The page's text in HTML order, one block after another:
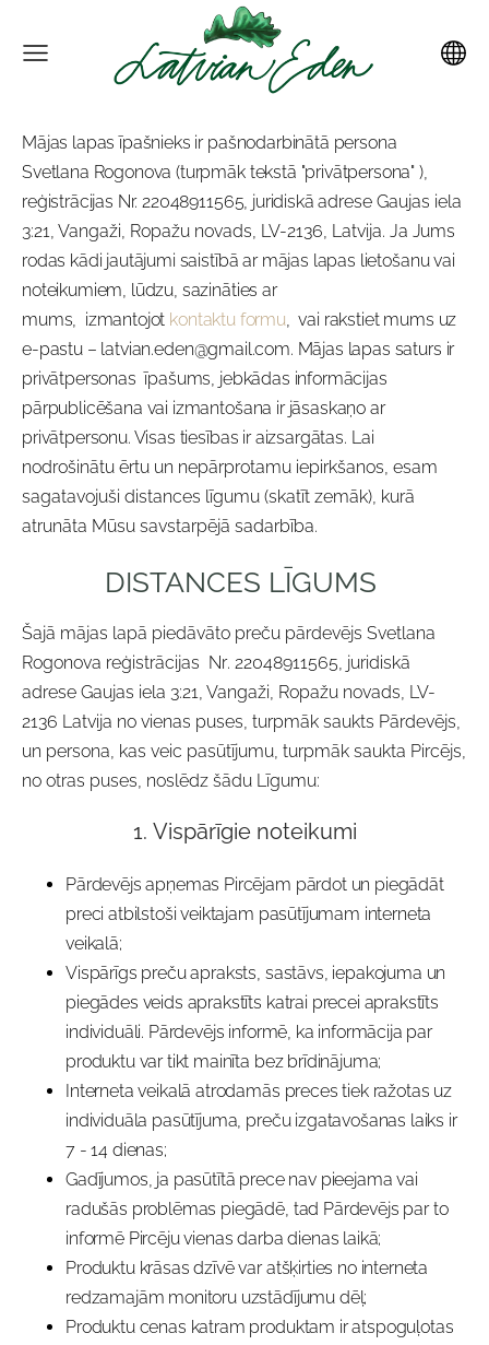
Mājas lapas īpašnieks ir pašnodarbinātā persona
Svetlana Rogonova (turpmāk tekstā "privātpersona" ),
reģistrācijas Nr.22048911565, juridiskā adrese Gaujas iela
3:21, Vangaži, Ropažu novads, LV-2136, Latvija. Ja Jums
rodas kādi jautājumi saistībā ar mājas lapas lietošanu vai
noteikumiem, lūdzu, sazināties ar
mums, izmantojot kontaktu formu, vai rakstiet mums uz
e-pastu – latvian.eden@gmail.com. Mājas lapas saturs ir
privātpersonas īpašums, jebkādas informācijas
pārpublicēšana vai izmantošana ir jāsaskaņo ar
privātpersonu. Visas tiesības ir aizsargātas. Lai
nodrošinātu ērtu un nepārprotamu iepirkšanos, esam
sagatavojuši distances līgumu (skatīt zemāk), kurā
atrunāta Mūsu savstarpējā sadarbība.
DISTANCES LĪGUMS
Šajā mājas lapā piedāvāto preču pārdevējs Svetlana
Rogonova reģistrācijas Nr. 22048911565, juridiskā
adrese Gaujas iela 3:21, Vangaži, Ropažu novads, LV-
2136 Latvija no vienas puses, turpmāk saukts Pārdevējs,
un persona, kas veic pasūtījumu, turpmāk saukta Pircējs,
no otras puses, noslēdz šādu Līgumu:
1. Vispārīgie noteikumi
Pārdevējs apņemas Pircējam pārdot un piegādāt
preci atbilstoši veiktajam pasūtījumam interneta
veikalā;
Vispārīgs preču apraksts, sastāvs, iepakojuma un
piegādes veids aprakstīts katrai precei aprakstīts
individuāli. Pārdevējs informē, ka informācija par
produktu var tikt mainīta bez brīdinājuma;
Interneta veikalā atrodamās preces tiek ražotas uz
individuāla pasūtījuma, preču izgatavošanas laiks ir
7 - 14 dienas;
Gadījumos, ja pasūtītā prece nav pieejama vai
radušās problēmas piegādē, tad Pārdevējs par to
informē Pircēju vienas darba dienas laikā;
Produktu krāsas dzīvē var atšķirties no interneta
redzamajām monitoru uzstādījumu dēļ;
Produktu cenas katram produktam ir atspoguļotas